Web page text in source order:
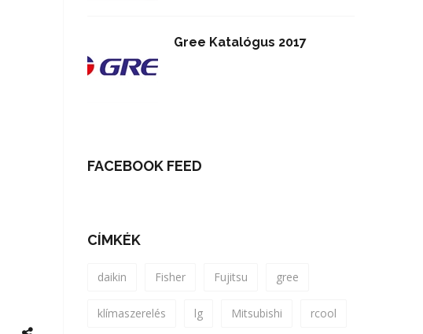
Gree Katalógus 2017
FACEBOOK FEED
CÍMKÉK
daikin Fisher Fujitsu gree
klímaszerelés lg Mitsubishi rcool